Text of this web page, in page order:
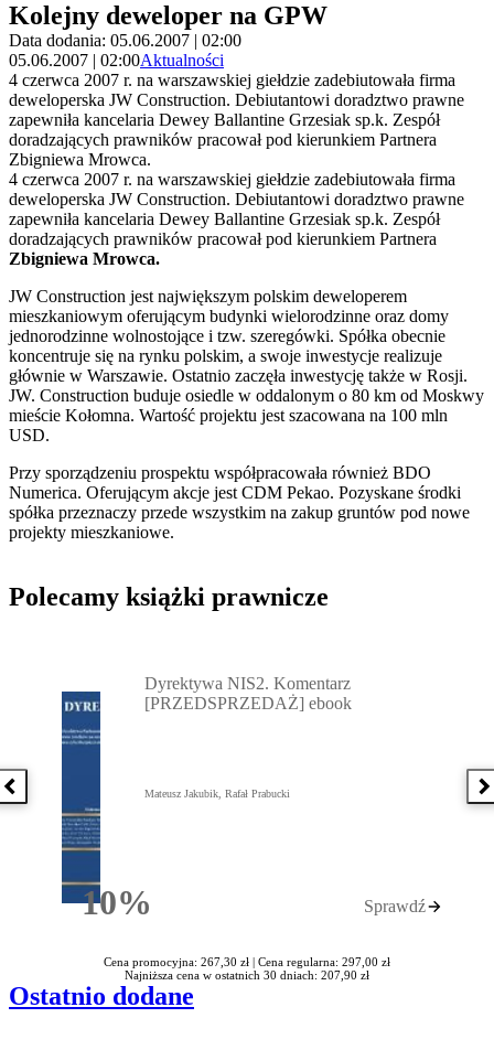
Kolejny deweloper na GPW
Data dodania: 05.06.2007 | 02:00
05.06.2007 | 02:00Aktualności
4 czerwca 2007 r. na warszawskiej giełdzie zadebiutowała firma
deweloperska JW Construction. Debiutantowi doradztwo prawne
zapewniła kancelaria Dewey Ballantine Grzesiak sp.k. Zespół
doradzających prawników pracował pod kierunkiem Partnera
Zbigniewa Mrowca.
4 czerwca 2007 r. na warszawskiej giełdzie zadebiutowała firma
deweloperska JW Construction. Debiutantowi doradztwo prawne
zapewniła kancelaria Dewey Ballantine Grzesiak sp.k. Zespół
doradzających prawników pracował pod kierunkiem Partnera
Zbigniewa Mrowca.
JW Construction jest największym polskim deweloperem
mieszkaniowym oferującym budynki wielorodzinne oraz domy
jednorodzinne wolnostojące i tzw. szeregówki. Spółka obecnie
koncentruje się na rynku polskim, a swoje inwestycje realizuje
głównie w Warszawie. Ostatnio zaczęła inwestycję także w Rosji.
JW. Construction buduje osiedle w oddalonym o 80 km od Moskwy
mieście Kołomna. Wartość projektu jest szacowana na 100 mln
USD.
Przy sporządzeniu prospektu współpracowała również BDO
Numerica. Oferującym akcje jest CDM Pekao. Pozyskane środki
spółka przeznaczy przede wszystkim na zakup gruntów pod nowe
projekty mieszkaniowe.
Polecamy książki prawnicze
Poprzednia książka
10%Rabatu
Dyrektywa NIS2. Komentarz
[PRZEDSPRZEDAŻ] ebook
Mateusz Jakubik, Rafał Prabucki
Sprawdź
Cena promocyjna: 267,30 zł | Cena regularna: 297,00 zł
Najniższa cena w ostatnich 30 dniach: 207,90 zł
Ostatnio dodane